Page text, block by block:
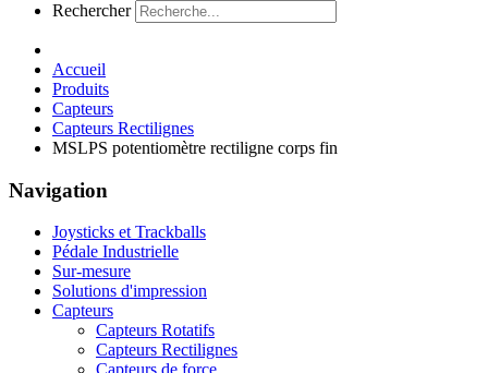
Rechercher
Accueil
Produits
Capteurs
Capteurs Rectilignes
MSLPS potentiomètre rectiligne corps fin
Navigation
Joysticks et Trackballs
Pédale Industrielle
Sur-mesure
Solutions d'impression
Capteurs
Capteurs Rotatifs
Capteurs Rectilignes